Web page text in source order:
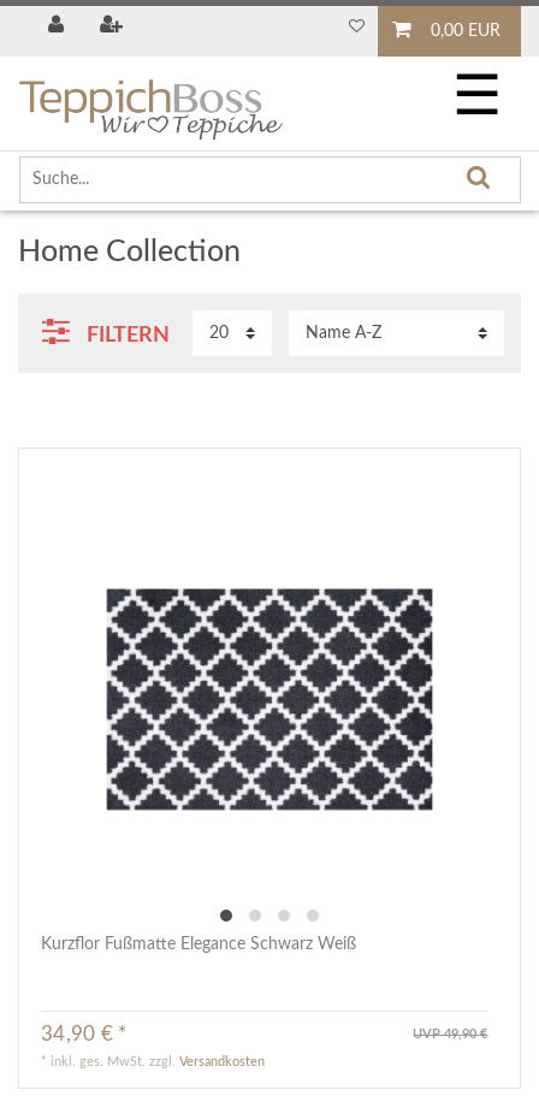
0,00 EUR
☰
Home Collection
FILTERN
Kurzflor Fußmatte Elegance Schwarz Weiß
UVP 49,90 €
34,90 € *
* inkl. ges. MwSt. zzgl.Versandkosten